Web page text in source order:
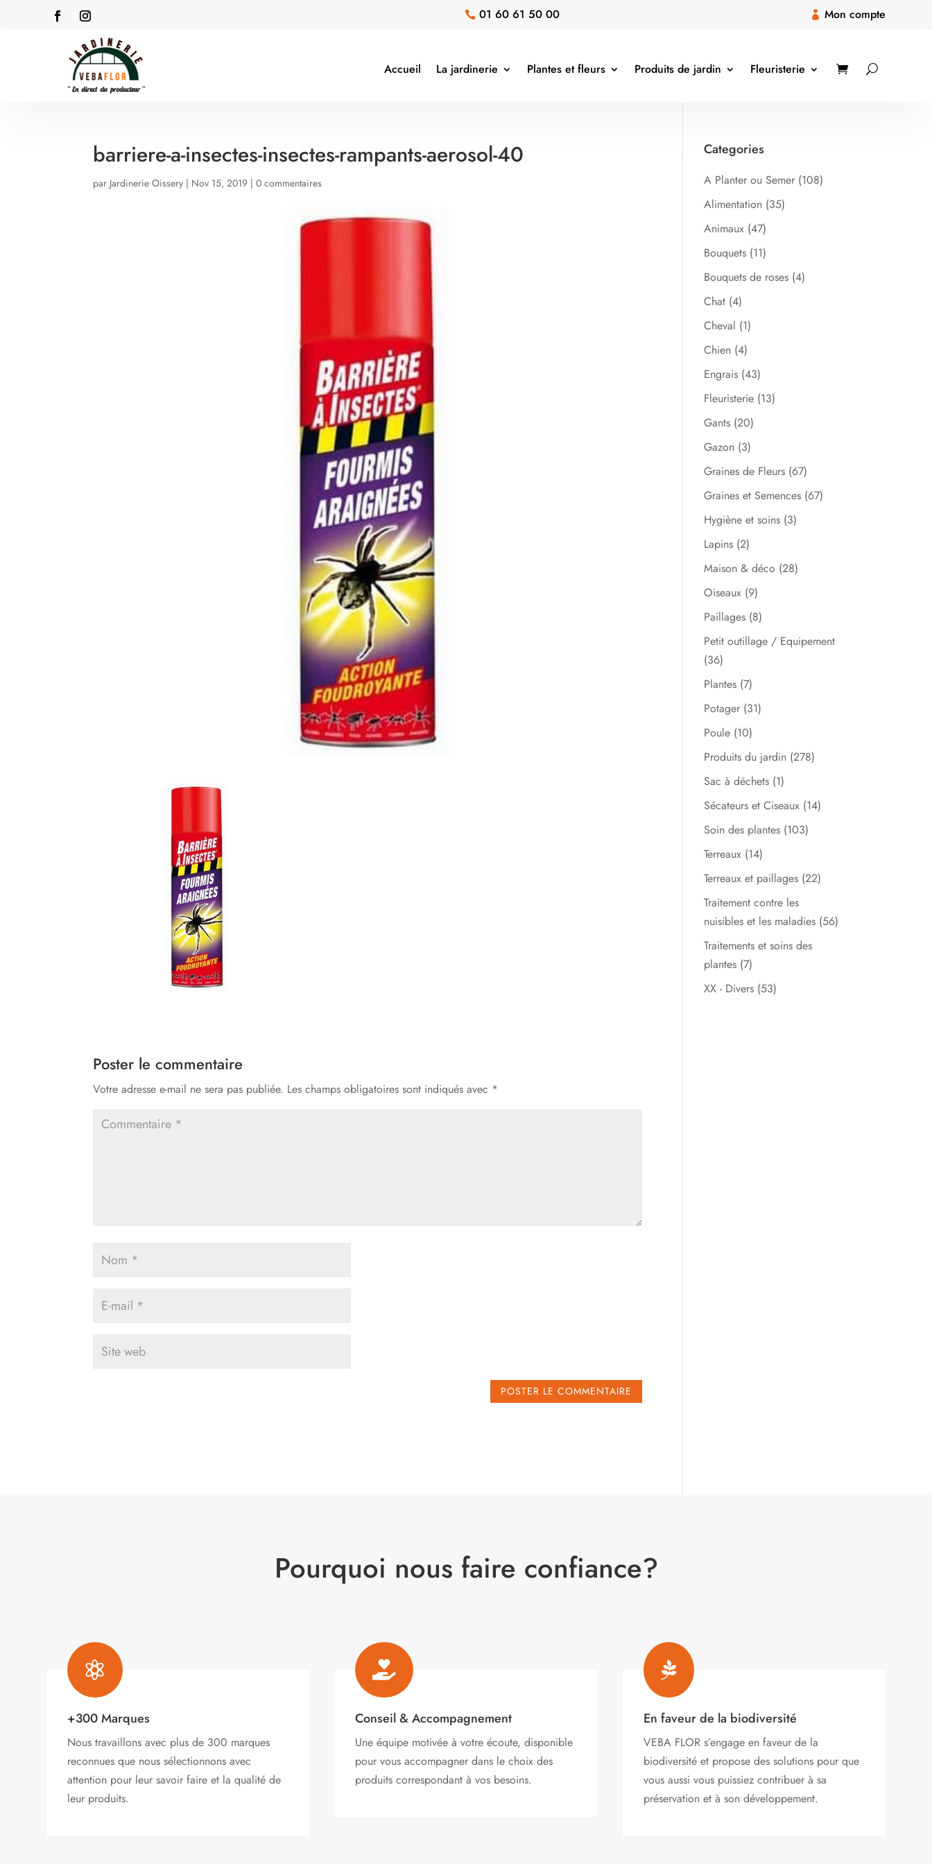
 01 60 61 50 00  Mon compte
Accueil La jardinerie Plantes et fleurs Produits de jardin Fleuristerie
barriere-a-insectes-insectes-rampants-aerosol-40
par Jardinerie Oissery | Nov 15, 2019 |0 commentaires
Poster le commentaire
Votre adresse e-mail ne sera pas publiée. Les champs obligatoires sont indiqués avec *
Categories
A Planter ou Semer (108)
Alimentation (35)
Animaux (47)
Bouquets (11)
Bouquets de roses (4)
Chat (4)
Cheval (1)
Chien (4)
Engrais (43)
Fleuristerie (13)
Gants (20)
Gazon (3)
Graines de Fleurs (67)
Graines et Semences (67)
Hygiène et soins (3)
Lapins (2)
Maison & déco (28)
Oiseaux (9)
Paillages (8)
Petit outillage / Equipement
(36)
Plantes (7)
Potager (31)
Poule (10)
Produits du jardin (278)
Sac à déchets (1)
Sécateurs et Ciseaux (14)
Soin des plantes (103)
Terreaux (14)
Terreaux et paillages (22)
Traitement contre les
nuisibles et les maladies (56)
Traitements et soins des
plantes (7)
XX - Divers (53)
Pourquoi nous faire confiance?

+300 Marques
Nous travaillons avec plus de 300 marques
reconnues que nous sélectionnons avec
attention pour leur savoir faire et la qualité de
leur produits.

Conseil & Accompagnement
Une équipe motivée à votre écoute, disponible
pour vous accompagner dans le choix des
produits correspondant à vos besoins.

En faveur de la biodiversité
VEBA FLOR s’engage en faveur de la
biodiversité et propose des solutions pour que
vous aussi vous puissiez contribuer à sa
préservation et à son développement.